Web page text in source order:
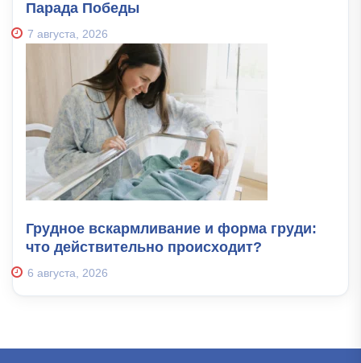
Парада Победы
7 августа, 2026
Грудное вскармливание и форма груди:
что действительно происходит?
6 августа, 2026